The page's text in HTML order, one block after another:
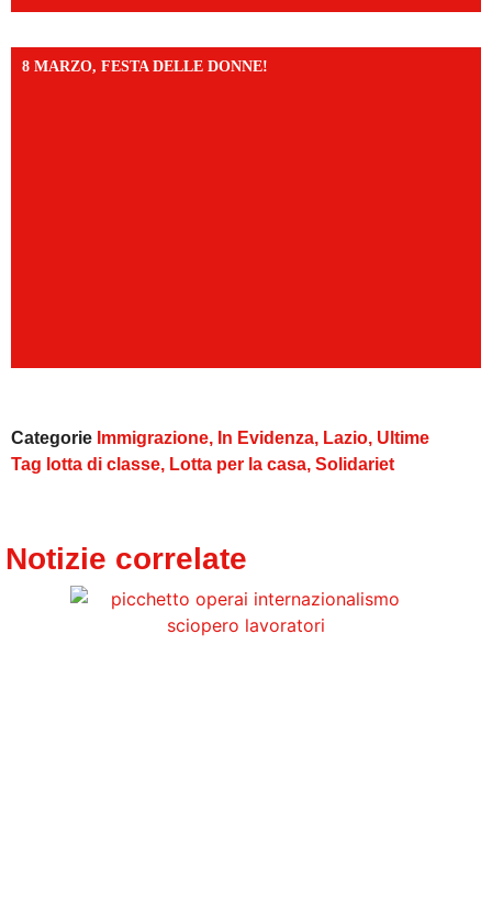
8 MARZO, FESTA DELLE DONNE!
Categorie Immigrazione, In Evidenza, Lazio, Ultime
Tag lotta di classe, Lotta per la casa, Solidariet
Notizie correlate